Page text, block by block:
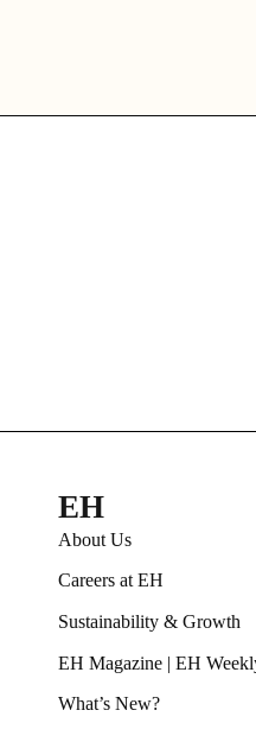
EH
About Us
Careers at EH
Sustainability & Growth
EH Magazine | EH
What’s New?